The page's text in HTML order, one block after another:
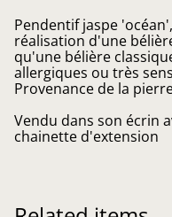
Pendentif jaspe
réalisation d'une
qu'une bélière
allergiques ou très
Provenance de la
Vendu dans son écrin
chainette d'extension